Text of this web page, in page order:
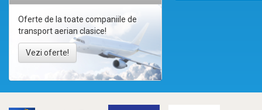
Oferte de la toate companiile de
transport aerian clasice!
Vezi oferte!